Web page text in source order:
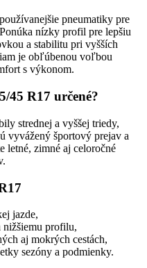
pneumatiky pre
nízky profil pre lepšiu
a stabilitu pri vyšších
je obľúbenou voľbou
s výkonom.
45 R17 určené?
strednej a vyššej triedy,
vyvážený športový prejav a
letné, zimné aj celoročné
jazde,
nižšiemu profilu,
aj mokrých cestách,
sezóny a podmienky.